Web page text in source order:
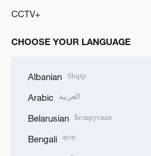
CCTV+
CHOOSE YOUR LANGUAGE
Albanian Shqip
Arabic العربية
Belarusian Беларуская
Bengali বাংলা